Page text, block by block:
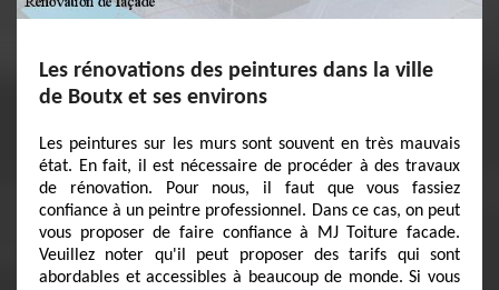
Les rénovations des peintures dans la ville
de Boutx et ses environs
Les peintures sur les murs sont souvent en très mauvais
état. En fait, il est nécessaire de procéder à des travaux
de rénovation. Pour nous, il faut que vous fassiez
confiance à un peintre professionnel. Dans ce cas, on peut
vous proposer de faire confiance à MJ Toiture facade.
Veuillez noter qu'il peut proposer des tarifs qui sont
abordables et accessibles à beaucoup de monde. Si vous